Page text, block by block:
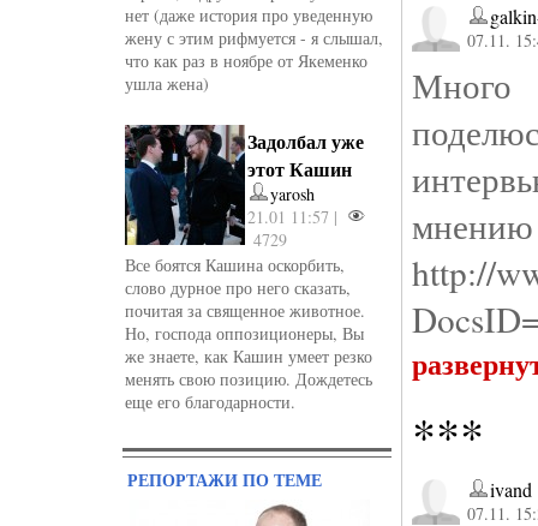
нет (даже история про уведенную
жену с этим рифмуется - я слышал,
что как раз в ноябре от Якеменко
ушла жена)
Задолбал уже
этот Кашин
yarosh
21.01 11:57 |
4729
Все боятся Кашина оскорбить,
слово дурное про него сказать,
почитая за священное животное.
Но, господа оппозиционеры, Вы
же знаете, как Кашин умеет резко
менять свою позицию. Дождетесь
еще его благодарности.
РЕПОРТАЖИ ПО ТЕМЕ
07.11.
Много
мнению
http://
***
ivand
07.11.